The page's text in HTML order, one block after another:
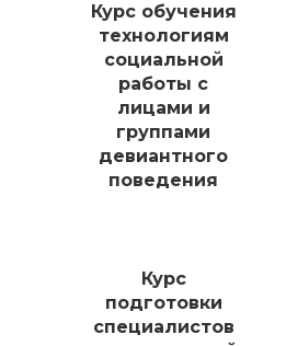
Курс обучения
технологиям
социальной
работы с
лицами и
группами
девиантного
поведения
Курс
подготовки
специалистов